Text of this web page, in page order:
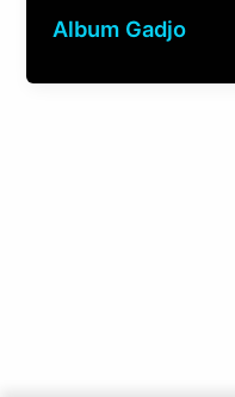
Album Gadjo